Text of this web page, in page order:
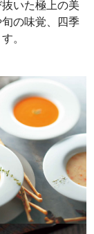
いた極上の美
の味覚、四季
。